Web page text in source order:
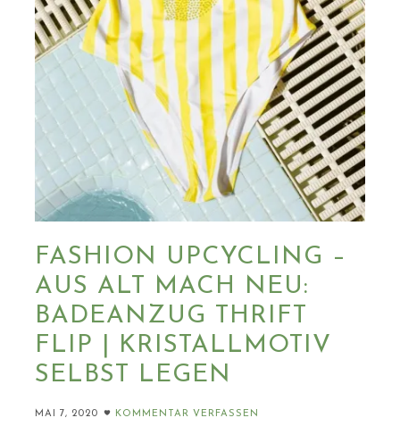
FASHION UPCYCLING –
AUS ALT MACH NEU:
BADEANZUG THRIFT
FLIP | KRISTALLMOTIV
SELBST LEGEN
MAI 7, 2020 KOMMENTAR VERFASSEN